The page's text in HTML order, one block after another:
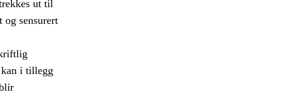
ut til
og sensurert
kan i tillegg